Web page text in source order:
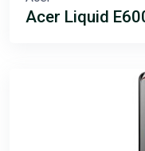
Acer Liquid